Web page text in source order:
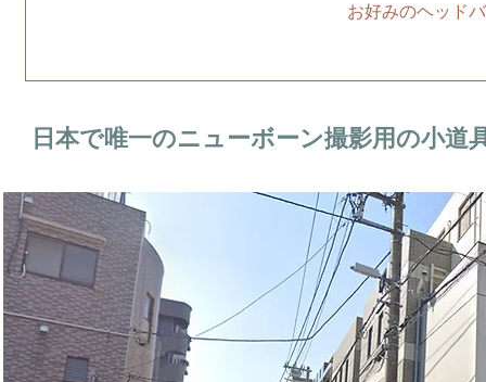
お好みのヘッド
日本で唯一のニューボーン撮影用の小道